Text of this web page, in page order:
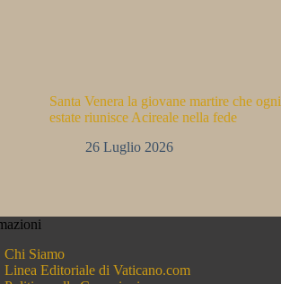
Santa Venera la giovane martire che ogni
estate riunisce Acireale nella fede
26 Luglio 2026
Chi Siamo
Linea Editoriale di Vaticano.com